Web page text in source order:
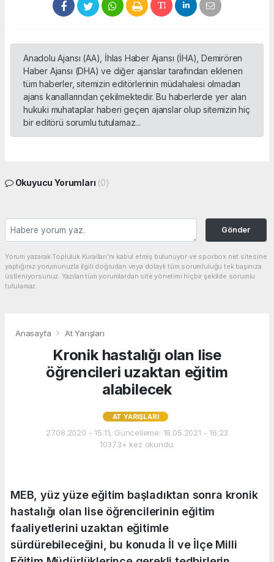
Anadolu Ajansı (AA), İhlas Haber Ajansı (İHA), Demirören
Haber Ajansı (DHA) ve diğer ajanslar tarafından eklenen
tüm haberler, sitemizin editörlerinin müdahalesi olmadan
ajans kanallarından çekilmektedir. Bu haberlerde yer alan
hukuki muhataplar haberi geçen ajanslar olup sitemizin hiç
bir editörü sorumlu tutulamaz...
Okuyucu Yorumları (0)
Gönder
Yorum yazarak Topluluk Kuralları’nı kabul etmiş bulunuyor ve sporbox.net sitesine
yaptığınız yorumunuzla ilgili doğrudan veya dolaylı tüm sorumluluğu tek başınıza
üstleniyorsunuz. Yazılan tüm yorumlardan site yönetimi hiçbir şekilde sorumlu
tutulamaz.
Anasayfa At Yarışları
Kronik hastalığı olan lise
öğrencileri uzaktan eğitim
alabilecek
AT YARIŞLARI
27.08.2020 - 15:11, Güncelleme: 18.05.2021 - 16:23
10373+ kez okundu.
MEB, yüz yüze eğitim başladıktan sonra kronik
hastalığı olan lise öğrencilerinin eğitim
faaliyetlerini uzaktan eğitimle
sürdürebileceğini, bu konuda İl ve İlçe Milli